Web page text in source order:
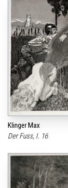
Klinger Max
Der Fuss, I. 16